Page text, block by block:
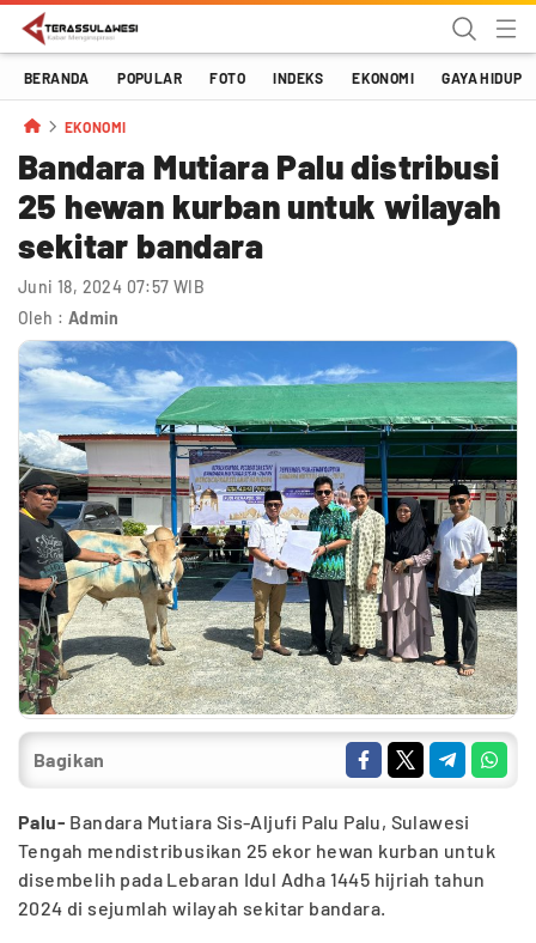
Terassulawesi
Kabar Menginspirasi
BERANDA POPULAR FOTO INDEKS EKONOMI GAYA HIDUP
EKONOMI
Bandara Mutiara Palu distribusi
25 hewan kurban untuk wilayah
sekitar bandara
Juni 18, 2024 07:57 WIB
Oleh : Admin
Bagikan
Palu- Bandara Mutiara Sis-Aljufi Palu Palu, Sulawesi
Tengah mendistribusikan 25 ekor hewan kurban untuk
disembelih pada Lebaran Idul Adha 1445 hijriah tahun
2024 di sejumlah wilayah sekitar bandara.